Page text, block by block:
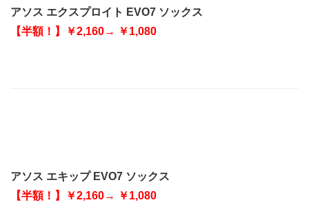
アソス エクスプロイト EVO7 ソックス
【半額！】￥2,160→ ￥1,080
アソス エキップ EVO7 ソックス
【半額！】￥2,160→ ￥1,080